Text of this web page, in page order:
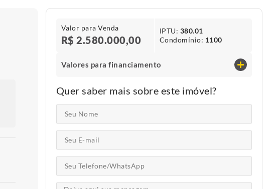
Valor para Venda
R$ 2.580.000,00
IPTU​: 380.01
Condomínio​: 1100
Valores para financiamento
Quer saber mais sobre este imóvel?